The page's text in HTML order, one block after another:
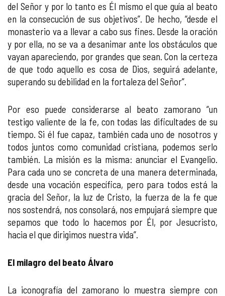
del Señor y por lo tanto es Él mismo el que guía al beato
en la consecución de sus objetivos”. De hecho, “desde el
monasterio va a llevar a cabo sus fines. Desde la oración
y por ella, no se va a desanimar ante los obstáculos que
vayan apareciendo, por grandes que sean. Con la certeza
de que todo aquello es cosa de Dios, seguirá adelante,
superando su debilidad en la fortaleza del Señor”.
Por eso puede considerarse al beato zamorano “un
testigo valiente de la fe, con todas las dificultades de su
tiempo. Si él fue capaz, también cada uno de nosotros y
todos juntos como comunidad cristiana, podemos serlo
también. La misión es la misma: anunciar el Evangelio.
Para cada uno se concreta de una manera determinada,
desde una vocación específica, pero para todos está la
gracia del Señor, la luz de Cristo, la fuerza de la fe que
nos sostendrá, nos consolará, nos empujará siempre que
sepamos que todo lo hacemos por Él, por Jesucristo,
hacia el que dirigimos nuestra vida”.
El milagro del beato Álvaro
La iconografía del zamorano lo muestra siempre con